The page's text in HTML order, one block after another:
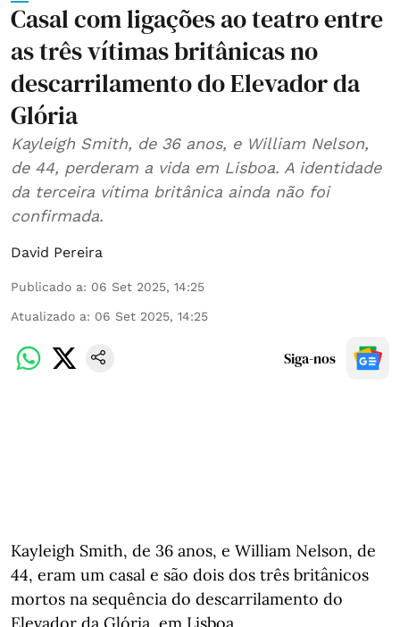
Casal com ligações ao teatro entre
as três vítimas britânicas no
descarrilamento do Elevador da
Glória
Kayleigh Smith, de 36 anos, e William Nelson,
de 44, perderam a vida em Lisboa. A identidade
da terceira vítima britânica ainda não foi
confirmada.
David Pereira
Publicado a: 06 Set 2025, 14:25
Atualizado a: 06 Set 2025, 14:25
Siga-nos
Kayleigh Smith, de 36 anos, e William Nelson, de
44, eram um casal e são dois dos três britânicos
mortos na sequência do descarrilamento do
Elevador da Glória, em Lisboa.